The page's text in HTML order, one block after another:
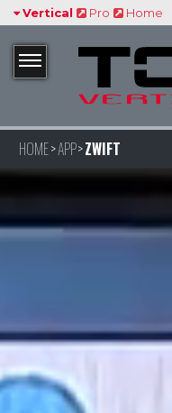
Vertical Pro Home
HOME APP ZWIFT